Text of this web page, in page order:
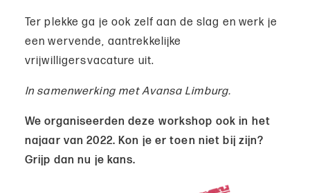
Ter plekke ga je ook zelf aan de slag en werk je
een wervende, aantrekkelijke
vrijwilligersvacature uit.
In samenwerking met Avansa Limburg.
We organiseerden deze workshop ook in het
najaar van 2022. Kon je er toen niet bij zijn?
Grijp dan nu je kans.